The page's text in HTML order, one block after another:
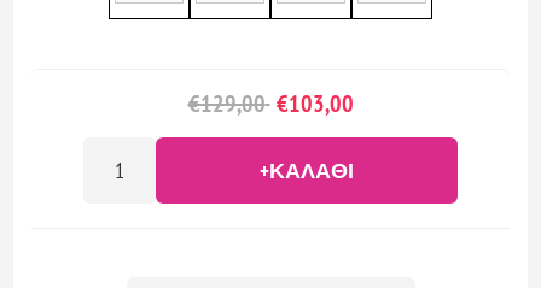
€129,00 €103,00
+ΚΑΛΆΘΙ